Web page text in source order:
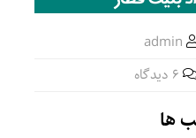
admin
6 دیدگاه
ها